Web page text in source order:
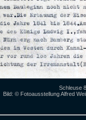
Schleuse
Bild: © Fotoausstellung Alfred